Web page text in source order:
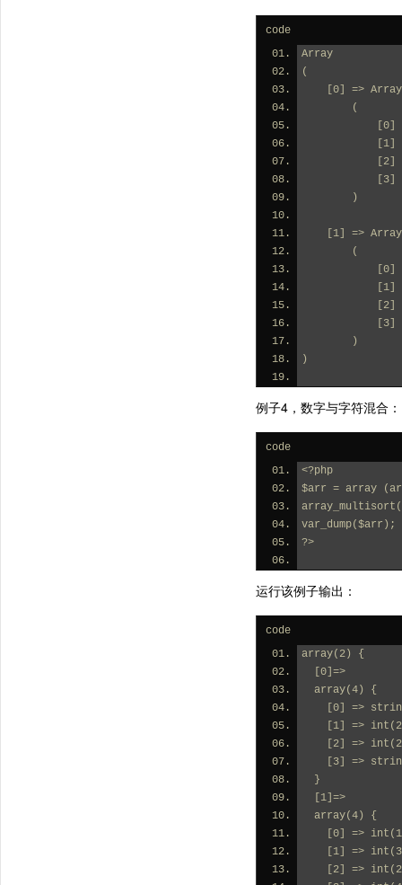
code
Array
(
    [0] => Array
        (
        )
    [1] => Array
        (
        )
)
例子4，数字与字符混合：
code
<?php
$arr = array
var_dump($arr);
?>
运行该例子输出：
code
array(2) {
  [0]=>
  array(4) {
[0] =>
[1] =>
[2] =>
[3] =>
  }
  [1]=>
  array(4) {
[0] =>
[1] =>
[2] =>